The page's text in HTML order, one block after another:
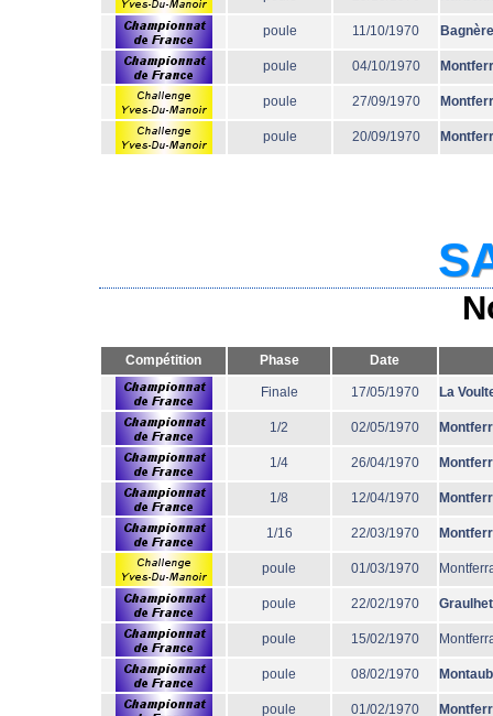
poule 11/10/1970
poule 04/10/1970
poule 27/09/1970
poule 20/09/1970
Compétition Phase Date
Finale 17/05/1970 La
1/2 02/05/1970
1/4 26/04/1970
1/8 12/04/1970
1/16 22/03/1970
poule 01/03/1970
poule 22/02/1970 Graulhet
poule 15/02/1970
poule 08/02/1970
poule 01/02/1970